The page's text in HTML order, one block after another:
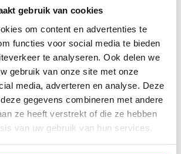
gebruik van cookies
om content en advertenties te
functies voor social media te bieden
te analyseren. Ook delen we
gebruik van onze site met onze
media, adverteren en analyse. Deze
gegevens combineren met andere
ze heeft verstrekt of die ze hebben
van uw gebruik van hun services.